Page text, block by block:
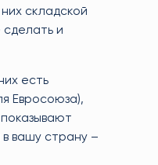
складской
и
есть
Евросоюза),
вашу страну –